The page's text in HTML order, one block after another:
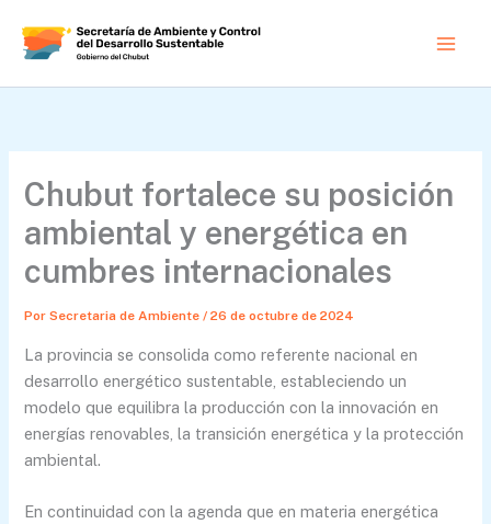
contenido
Chubut fortalece su posición
ambiental y energética en
cumbres internacionales
PorSecretaria de Ambiente/26 de octubre de 2024
La provincia se consolida como referente nacional en
desarrollo energético sustentable, estableciendo un
modelo que equilibra la producción con la innovación en
energías renovables, la transición energética y la protección
ambiental.
En continuidad con la agenda que en materia energética